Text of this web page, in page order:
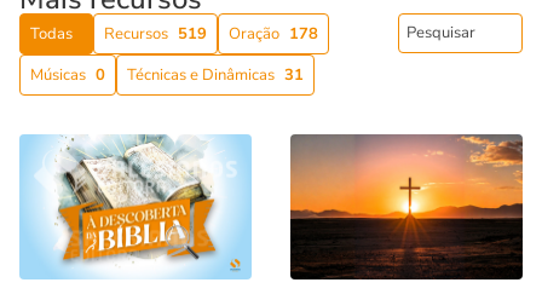
Todas Recursos 519 Oração 178
Músicas 0 Técnicas e Dinâmicas 31